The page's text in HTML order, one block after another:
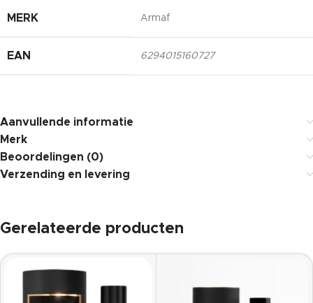
MERK Armaf
EAN 6294015160727
Aanvullende informatie
Merk
Beoordelingen (0)
Verzending en levering
Gerelateerde producten